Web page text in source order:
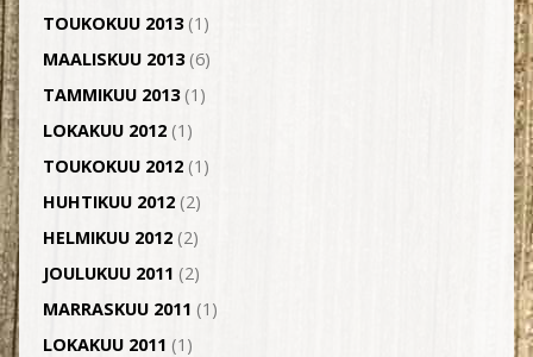
TOUKOKUU 2013(1)
MAALISKUU 2013(6)
TAMMIKUU 2013(1)
LOKAKUU 2012(1)
TOUKOKUU 2012(1)
HUHTIKUU 2012(2)
HELMIKUU 2012(2)
JOULUKUU 2011 (2)
MARRASKUU 2011 (1)
LOKAKUU 2011 (1)